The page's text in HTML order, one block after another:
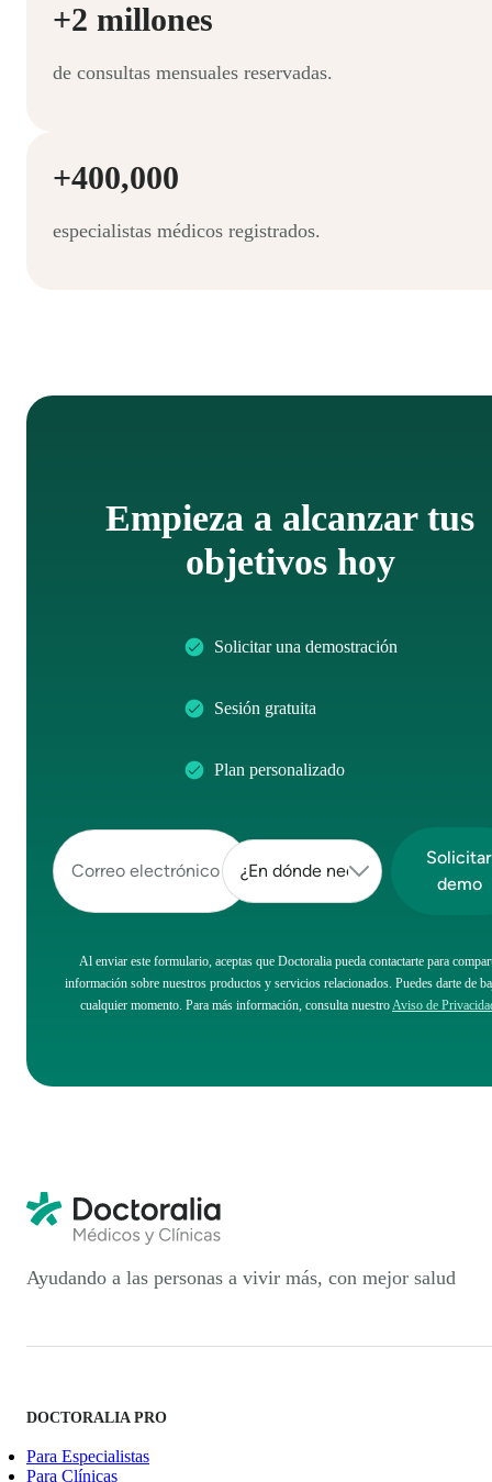
+2 millones
de consultas mensuales reservadas.
+400,000
especialistas médicos registrados.
Empieza a alcanzar tus
objetivos hoy
Solicitar una demostración
Sesión gratuita
Plan personalizado
Al enviar este formulario, aceptas que Doctoralia pueda contactarte para
información sobre nuestros productos y servicios relacionados. Puedes darte de
cualquier momento. Para más información, consulta nuestro Aviso de
Ayudando a las personas a vivir más, con mejor salud
DOCTORALIA PRO
Para Especialistas
Para Clínicas